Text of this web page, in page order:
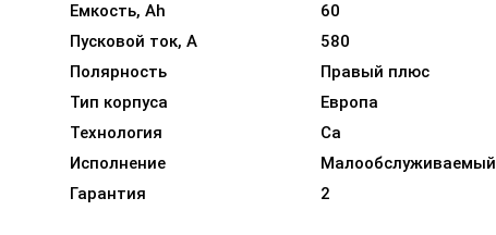
Емкость, Ah
60
Пусковой ток, A
580
Полярность
Правый плюс
Тип корпуса
Европа
Технология
Ca
Исполнение
Малообслуживаемый
Гарантия
2